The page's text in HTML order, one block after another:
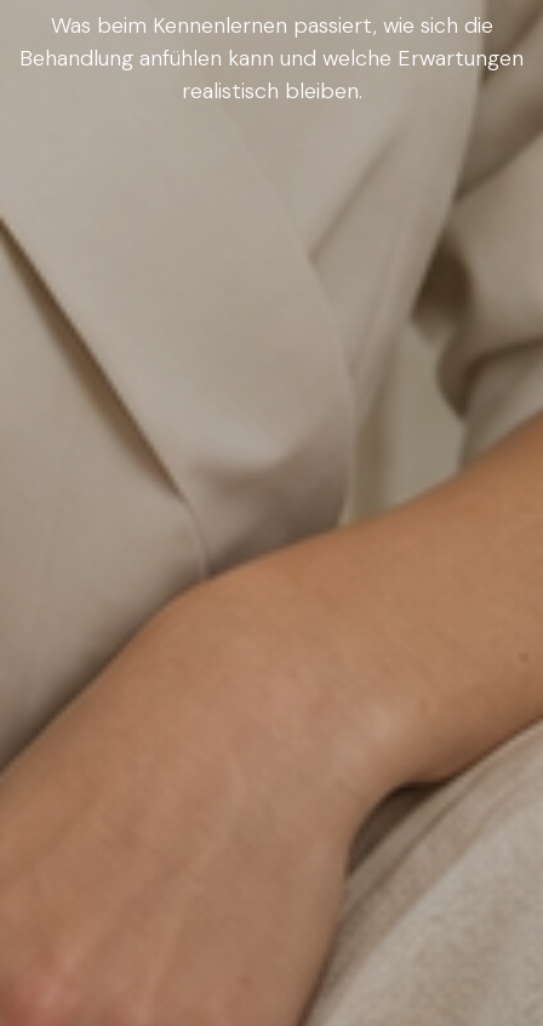
Was beim Kennenlernen passiert, wie sich die
Behandlung anfühlen kann und welche Erwartungen
realistisch bleiben.